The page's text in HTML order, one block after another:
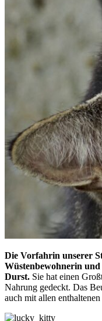
Die Vorfahrin unserer
Wüstenbewohnerin
Durst. Sie hat einen
Nahrung gedeckt. Das
auch mit allen